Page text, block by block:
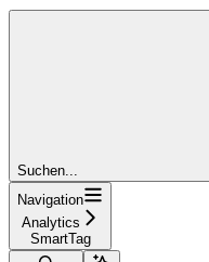
Suchen...
Navigation
Analytics
SmartTag